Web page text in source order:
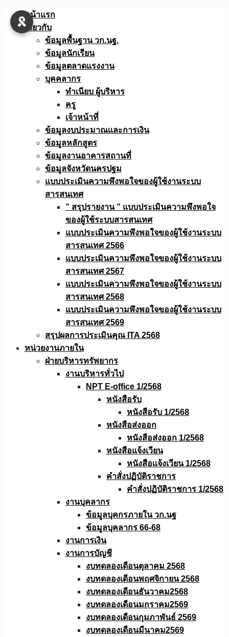
Skip
หน้าแรก
เกี่ยวกับ
ข้อมูลพื้นฐาน วก.นฐ.
ข้อมูลนักเรียน
ข้อมูลตลาดแรงงาน
บุคคลากร
ทำเนียบ ผู้บริหาร
ครู
เจ้าหน้าที่
ข้อมูลงบประมาณเเละการเงิน
ข้อมูลหลักสูตร
ข้อมูลงานอาคารสถานที่
ข้อมูลจังหวัดนครปฐม
แบบประเมินความพึงพอใจของผู้ใช้งานระบบ
สารสนเทศ
” สรุปรายงาน ” แบบประเมินความพึงพอใจ
ของผู้ใช้ระบบสารสนเทศ
แบบประเมินความพึงพอใจของผู้ใช้งานระบบ
สารสนเทศ 2566
แบบประเมินความพึงพอใจของผู้ใช้งานระบบ
สารสนเทศ 2567
แบบประเมินความพึงพอใจของผู้ใช้งานระบบ
สารสนเทศ 2568
แบบประเมินความพึงพอใจของผู้ใช้งานระบบ
สารสนเทศ 2569
สรุปผลการประเมินคุณ ITA 2568
หน่วยงานภายใน
ฝ่ายบริหารทรัพยากร
งานบริหารทั่วไป
NPT E-office 1/2568
หนังสือรับ
หนังสือรับ 1/2568
หนังสือส่งออก
หนังสือส่งออก 1/2568
หนังสือแจ้งเวียน
หนังสือเเจ้งเวียน 1/2568
คำสั่งปฏิบัติราชการ
คำสั่งปฏิบัติราชการ 1/2568
งานบุคลากร
ข้อมูลบุคกรภายใน วก.นฐ
ข้อมูลบุคลากร 66-68
งานการเงิน
งานการบัญชี
งบทดลองเดือนตุลาคม 2568
งบทดลองเดือนพฤศจิกายน 2568
งบทดลองเดือนธันวาคม2568
งบทดลองเดือนมกราคม2569
งบทดลองเดือนกุมภาพันธ์ 2569
งบทดลองเดือนมีนาคม2569